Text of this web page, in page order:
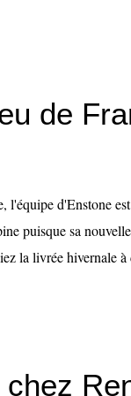
de
l'équipe d'Enstone
puisque sa
la livrée hivernale